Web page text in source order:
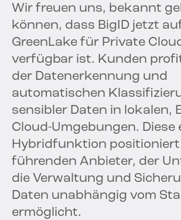
Wir freuen uns, bekannt
können, dass BigID jetzt
GreenLake für Private
verfügbar ist. Kunden
der Datenerkennung und
automatischen
sensibler Daten in lokalen,
Cloud-Umgebungen. Diese
Hybridfunktion positioniert
führenden Anbieter, der
die Verwaltung und
Daten unabhängig vom
ermöglicht.